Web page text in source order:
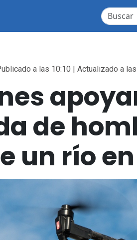
a las 10:10 | Actualizado a
de
un río